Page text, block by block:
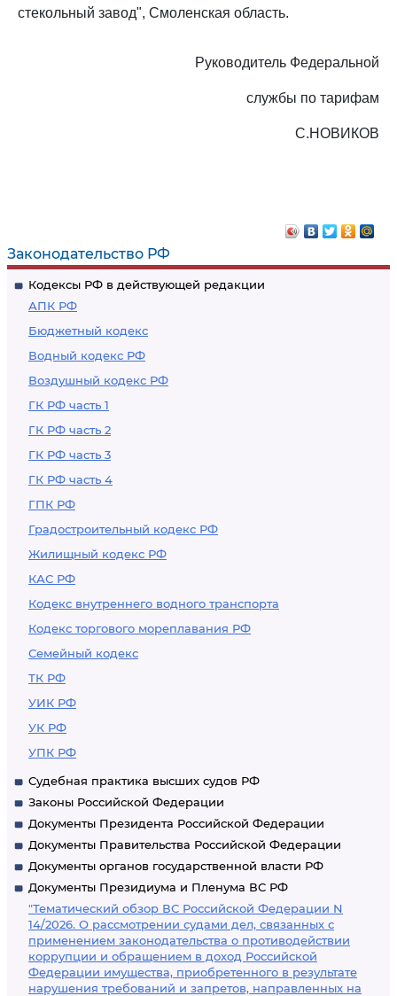
Законодательство РФ
Кодексы РФ в действующей редакции
АПК РФ
Бюджетный кодекс
Водный кодекс РФ
Воздушный кодекс РФ
ГК РФ часть 1
ГК РФ часть 2
ГК РФ часть 3
ГК РФ часть 4
ГПК РФ
Градостроительный кодекс РФ
Жилищный кодекс РФ
КАС РФ
Кодекс внутреннего водного транспорта
Кодекс торгового мореплавания РФ
Семейный кодекс
ТК РФ
УИК РФ
УК РФ
УПК РФ
Судебная практика высших судов РФ
Законы Российской Федерации
Документы Президента Российской Федерации
Документы Правительства Российской Федерации
Документы органов государственной власти РФ
Документы Президиума и Пленума ВС РФ
"Тематический обзор ВС Российской Федерации N
14/2026. О рассмотрении судами дел, связанных с
применением законодательства о противодействии
коррупции и обращением в доход Российской
Федерации имущества, приобретенного в результате
нарушения требований и запретов, направленных на
стекольный завод", Смоленская область.
Руководитель Федеральной
службы по тарифам
С.НОВИКОВ